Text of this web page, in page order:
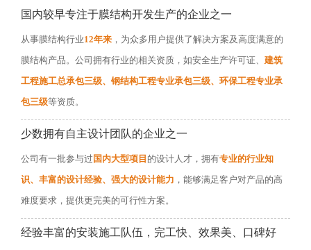
国内较早专注于膜结构开发生产的企业之一
从事膜结构行业12年来 ，为众多用户提供了解决方案及高度满意的
膜结构产品。公司拥有行业的相关资质，如安全生产许可证、 建筑
工程施工总承包三级、钢结构工程专业承包三级、环保工程专业承
包三级等资质。
少数拥有自主设计团队的企业之一
公司有一批参与过 国内大型项目 的设计人才，拥有专业的行业知
识、丰富的设计经验、强大的设计能力 ，能够满足客户对产品的高
难度要求，提供更完美的可行性方案。
经验丰富的安装施工队伍，完工快、效果美、口碑好